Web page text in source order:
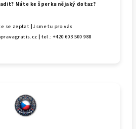
Máte ke šperku nějaký dotaz?
se zeptat | Jsme tu pro vás
| tel.: +420 603 500 988